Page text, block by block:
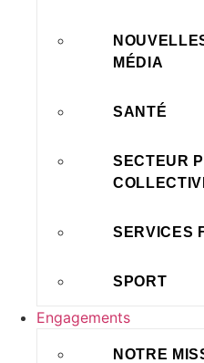
MÉDIA
SANTÉ
SECTEUR
SERVICES
SPORT
Engagements
NOTRE